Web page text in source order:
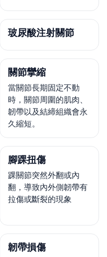
玻尿酸注射關節
關節攣縮
當關節長期固定不動
時，關節周圍的肌肉、
韌帶以及結締組織會永
久縮短。
腳踝扭傷
踝關節突然外翻或內
翻，導致內外側韌帶有
拉傷或斷裂的現象
韌帶損傷